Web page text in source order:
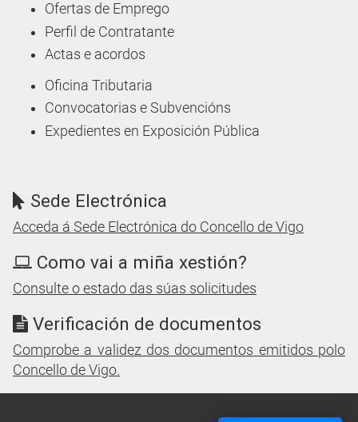
Ofertas de Emprego
Perfil de Contratante
Actas e acordos
Oficina Tributaria
Convocatorias e Subvencións
Expedientes en Exposición Pública
Sede Electrónica
Acceda á Sede Electrónica do Concello de Vigo
Como vai a miña xestión?
Consulte o estado das súas solicitudes
Verificación de documentos
Comprobe a validez dos documentos emitidos polo
Concello de Vigo.